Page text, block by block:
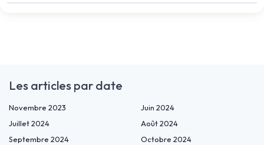
Les articles par date
Novembre 2023
Juin 2024
Juillet 2024
Août 2024
Septembre 2024
Octobre 2024